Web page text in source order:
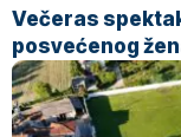
Večeras
posvećenog